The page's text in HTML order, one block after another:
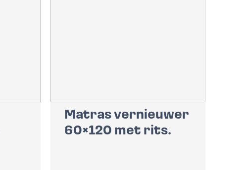
Matras vernieuwer
60×120 met rits.